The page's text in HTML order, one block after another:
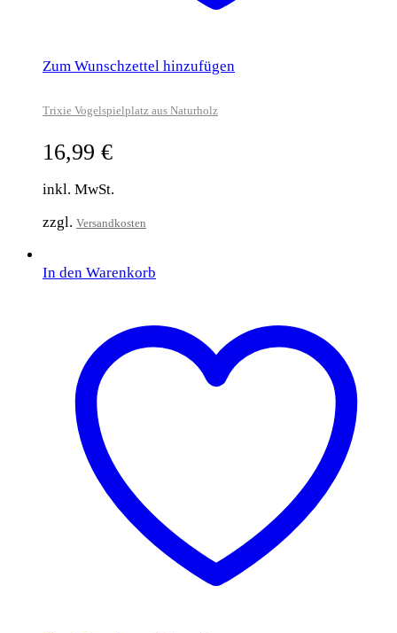
Zum Wunschzettel hinzufügen
Trixie Vogelspielplatz aus Naturholz
16,99 €
inkl. MwSt.
zzgl. Versandkosten
In den Warenkorb